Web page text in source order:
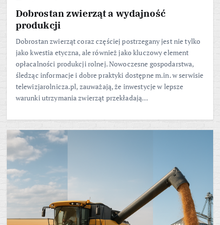
Dobrostan zwierząt a wydajność
produkcji
Dobrostan zwierząt coraz częściej postrzegany jest nie tylko
jako kwestia etyczna, ale również jako kluczowy element
opłacalności produkcji rolnej. Nowoczesne gospodarstwa,
śledząc informacje i dobre praktyki dostępne m.in. w serwisie
telewizjarolnicza.pl, zauważają, że inwestycje w lepsze
warunki utrzymania zwierząt przekładają…